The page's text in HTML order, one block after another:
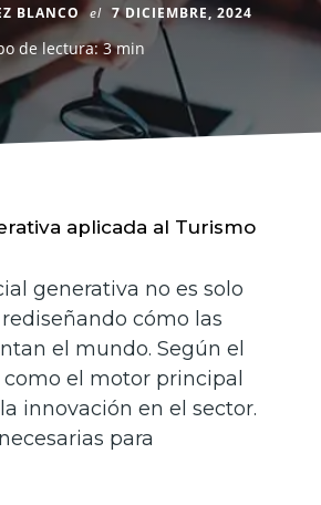
BLANCO el 7 DICIEMBRE, 2024
de lectura: 3 min
aplicada al Turismo
generativa no es solo
cómo las
el mundo. Según el
el motor principal
innovación en el sector.
para